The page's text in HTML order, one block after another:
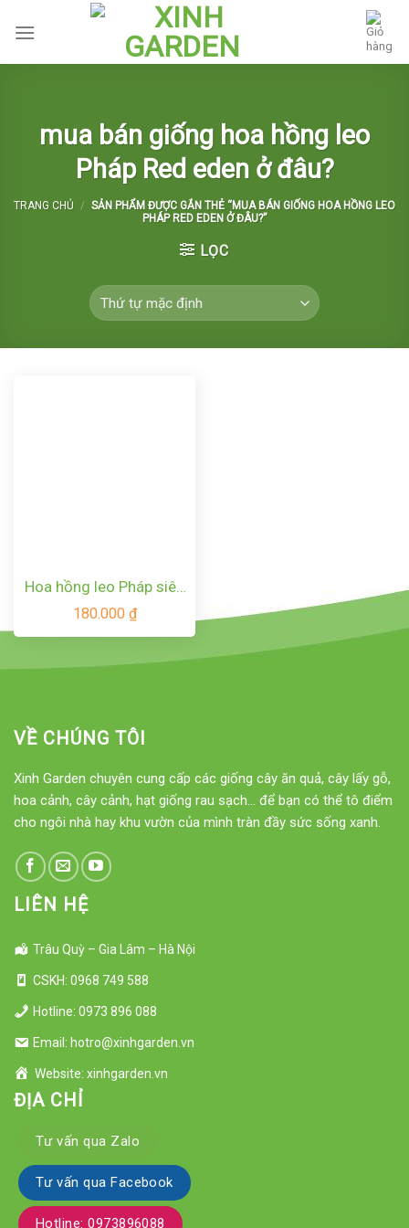
mua bán giống hoa hồng leo
Pháp Red eden ở đâu?
TRANG CHỦ / SẢN PHẨM ĐƯỢC GẮN THẺ “MUA BÁN GIỐNG HOA HỒNG LEO
PHÁP RED EDEN Ở ĐÂU?”
LỌC
Hoa hồng leo Pháp siêu
sai hoa Red Eden Rose
180.000 ₫
VỀ CHÚNG TÔI
Xinh Garden chuyên cung cấp các giống cây ăn quả, cây lấy gỗ,
hoa cảnh, cây cảnh, hạt giống rau sạch... để bạn có thể tô điểm
cho ngôi nhà hay khu vườn của mình tràn đầy sức sống xanh.
LIÊN HỆ
Trâu Quỳ – Gia Lâm – Hà Nội
CSKH: 0968 749 588
Hotline: 0973 896 088
Email: hotro@xinhgarden.vn
Website: xinhgarden.vn
ĐỊA CHỈ
Tư vấn qua Zalo
Tư vấn qua Facebook
Hotline: 0973896088